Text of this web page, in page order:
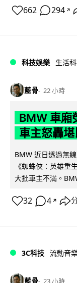
662 294 ↗
科技娛樂 生活
藍骨 22 小時
BMW 車廂
車主怒轟
BMW 近日透過無
《蜘蛛俠：英雄重
大批車主不滿。
32 4 ↗
3C科技 流動音
藍骨 23 小時